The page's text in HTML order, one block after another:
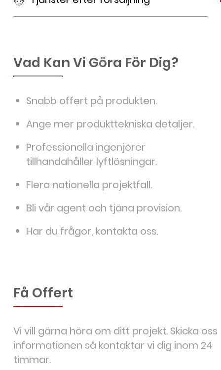
Vad Kan Vi Göra För Dig?
Snabb offert på produkten.
Ange mer produkttekniska detaljer.
Professionella ingenjörer
tillhandahåller lyftlösningar.
Flera nationella projektfall.
Bli vår agent och tjäna provision.
Har du frågor, kontakta oss.
Få Offert
Vi vill gärna höra om ditt projekt. Skicka oss
informationen så kontaktar vi dig inom 24
timmar.